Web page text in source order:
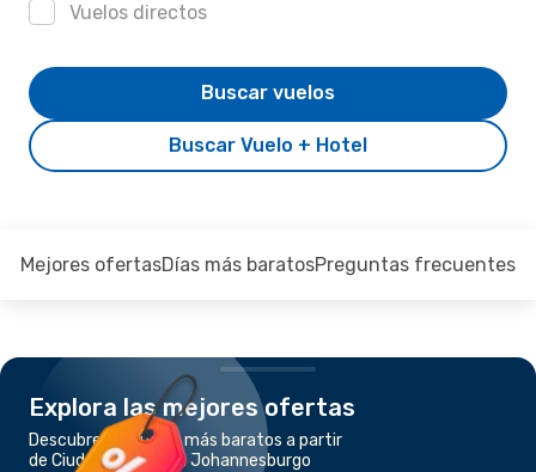
Vuelos directos
Buscar Vuelo + Hotel
Buscar vuelos
Mejores ofertasDías más baratosPreguntas frecuentes
Explora las mejores ofertas
Descubre los vuelos más baratos a partir
de Ciudad del Cabo a Johannesburgo